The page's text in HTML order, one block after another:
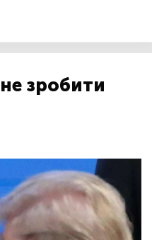
зробити